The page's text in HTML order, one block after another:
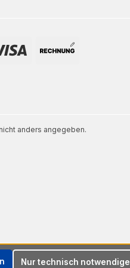
anders angegeben.
Nur technisch notwendige